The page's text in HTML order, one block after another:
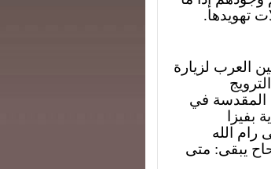
تهويدها.
العرب لزيارة
المقدسة في
رام الله
يبقى: متى